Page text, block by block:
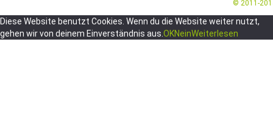
© 2011-
Diese Website benutzt Cookies. Wenn du die Website weiter nutzt,
gehen wir von deinem Einverständnis aus. OKNeinWeiterlesen